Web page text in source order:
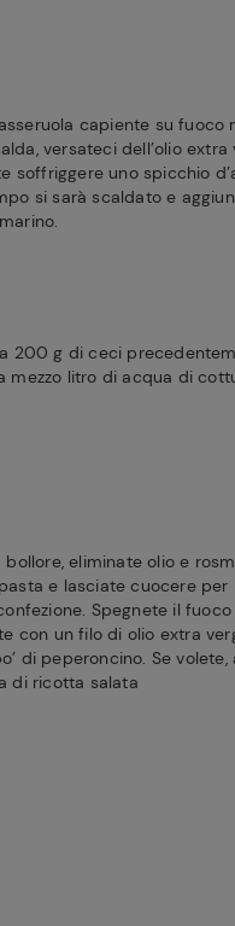
capiente su fuoco
versateci dell’olio extra
soffriggere uno spicchio
si sarà scaldato e
200 g di ceci
mezzo litro di acqua di
eliminate olio e
e lasciate cuocere per
Spegnete il
con un filo di olio extra
di peperoncino. Se volete,
di ricotta salata